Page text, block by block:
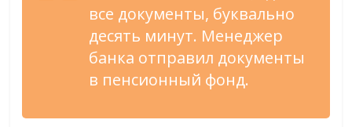
все документы, буквально
десять минут. Менеджер
банка отправил документы
в пенсионный фонд.